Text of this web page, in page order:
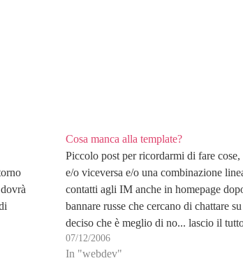
Cosa manca alla template?
Piccolo post per ricordarmi di fare cose,
e/o viceversa e/o una combinazione
contatti agli IM anche in homepage
bannare russe che cercano di chattare
deciso che è meglio di no... lascio il
contattami…
07/12/2006
In "webdev"